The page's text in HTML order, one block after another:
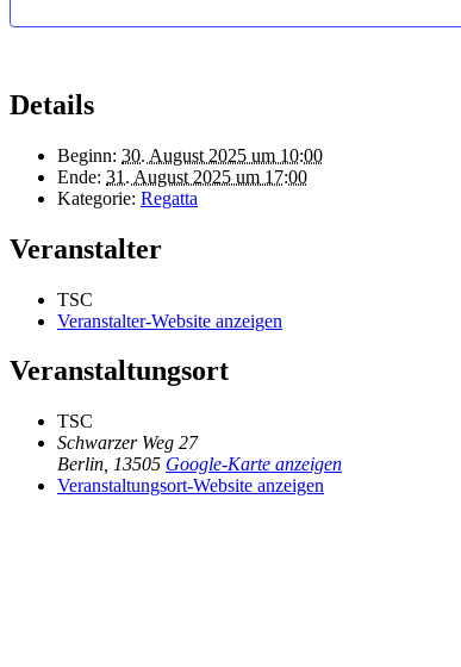
Details
Beginn: 30. August 2025 um 10:00
Ende: 31. August 2025 um 17:00
Kategorie: Regatta
Veranstalter
TSC
Veranstalter-Website anzeigen
Veranstaltungsort
TSC
Schwarzer Weg 27
Berlin 13505 Google-Karte anzeigen
Veranstaltungsort-Website anzeigen